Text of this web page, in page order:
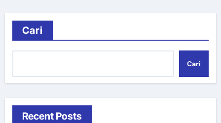
Cari
Cari
Recent Posts